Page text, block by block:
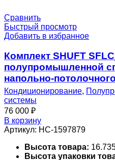
Сравнить
Быстрый просмотр
Добавить в избранное
Комплект SHUFT
полупромышленной
напольно-
Кондиционирование,
системы
76 000 ₽
В корзину
Артикул: НС-1597879
Высота товара:
Высота упаковки